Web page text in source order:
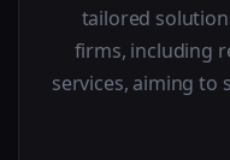
tailored
firms, including
services, aiming to